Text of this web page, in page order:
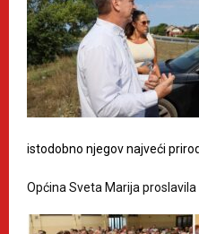
istodobno njegov najveći
Općina Sveta Marija proslavila